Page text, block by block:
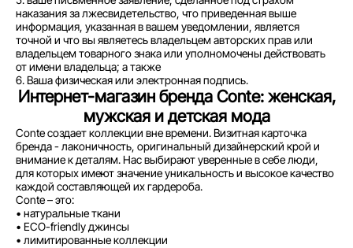
наказания за лжесвидетельство, что приведенная выше
информация, указанная в вашем уведомлении, является
точной и что вы являетесь владельцем авторских прав или
владельцем товарного знака или уполномочены действовать
от имени владельца; а также
6. Ваша физическая или электронная подпись.
Интернет-магазин бренда Conte: женская,
мужская и детская мода
Conte создает коллекции вне времени. Визитная карточка
бренда - лаконичность, оригинальный дизайнерский крой и
внимание к деталям. Нас выбирают уверенные в себе люди,
для которых имеют значение уникальность и высокое качество
каждой составляющей их гардероба.
Conte – это:
• натуральные ткани
• ECO-friendly джинсы
• лимитированные коллекции